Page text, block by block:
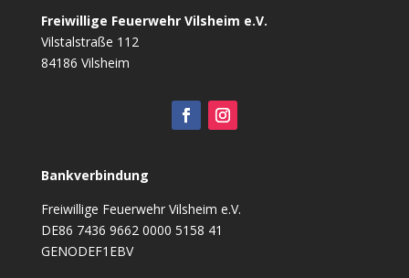
Freiwillige Feuerwehr Vilsheim e.V.
Vilstalstraße 112
84186 Vilsheim
Bankverbindung
Freiwillige Feuerwehr Vilsheim e.V.
DE86 7436 9662 0000 5158 41
GENODEF1EBV